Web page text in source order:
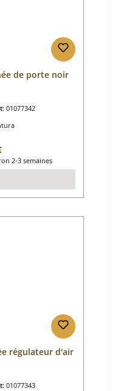
de porte noir
01077342
:
2-3 semaines
régulateur d'air
01077343